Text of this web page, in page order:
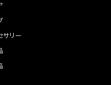
サリー